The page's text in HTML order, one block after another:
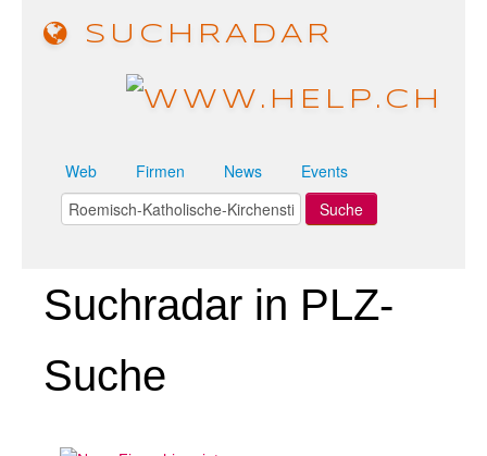
SUCHRADAR
Web Firmen News Events
Suchradar in PLZ-
Suche